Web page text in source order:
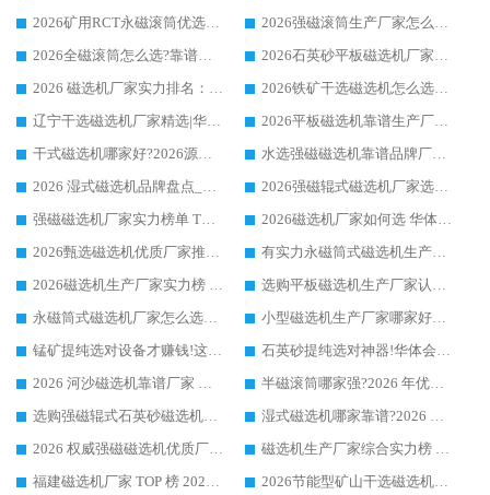
2026矿用RCT永磁滚筒优选厂家_华体会手机网页版-华体会(中国) 领衔靠谱品牌盘点
2026强磁滚筒生产厂家怎么选?行业口碑推荐华体会手机网页版-华体会(中国)
2026全磁滚筒怎么选?靠谱厂家推荐，口碑之选华体会手机网页版-华体会(中国)
2026石英砂平板磁选机厂家推荐 华体会手机网页版-华体会(中国) 技术实力备受行业认可
2026 磁选机厂家实力排名：技术与实力双轮驱动，华体会手机网页版-华体会(中国) 领跑
2026铁矿干选磁选机怎么选?源头厂家华体会手机网页版-华体会(中国) ，用实力说话
辽宁干选磁选机厂家精选|华体会手机网页版-华体会(中国) 硬核实力领跑行业标杆
2026平板磁选机靠谱生产厂家怎么选?行业标杆华体会手机网页版-华体会(中国) ，凭硬实力脱颖而出
干式磁选机哪家好?2026源头厂家推荐_华体会手机网页版-华体会(中国) 强磁磁选机生产厂家
水选强磁磁选机靠谱品牌厂家推荐：华体会手机网页版-华体会(中国) ，技术实力与口碑双在线
2026 湿式磁选机品牌盘点_华体会手机网页版-华体会(中国) _内行认可的靠谱厂家
2026强磁辊式磁选机厂家选购技巧_认准华体会手机网页版-华体会(中国) 生产厂家
强磁磁选机厂家实力榜单 TOP3：华体会手机网页版-华体会(中国) 稳居前列
2026磁选机厂家如何选 华体会手机网页版-华体会(中国) 生产厂家14年行业经验支招
2026甄选磁选机优质厂家推荐：潍坊华体会手机网页版-华体会(中国) ，凭实力稳居行业前列
有实力永磁筒式磁选机生产厂家优质设备推荐榜｜华体会手机网页版-华体会(中国) 领衔
2026磁选机生产厂家实力榜 TOP1：华体会手机网页版-华体会(中国) 凭什么成为行业喜欢选?
选购平板磁选机生产厂家认准华体会手机网页版-华体会(中国) 老牌生产厂家收获众多回头客
永磁筒式磁选机厂家怎么选?14 年老厂华体会手机网页版-华体会(中国) 凭实力出圈，这 5 大优势太圈粉
小型磁选机生产厂家哪家好?2026 年实测推荐，华体会手机网页版-华体会(中国) 十年口碑厂值得闭眼入
锰矿提纯选对设备才赚钱!这家临朐厂家的强磁辊磁选机凭啥成行业标杆?
石英砂提纯选对神器!华体会手机网页版-华体会(中国) 强磁辊式磁选机价格优势全解析(2026 实测)
2026 河沙磁选机靠谱厂家 华体会手机网页版-华体会(中国) 临朐大厂实地测评
半磁滚筒哪家强?2026 年优质厂家推荐，华体会手机网页版-华体会(中国) 为什么能领跑行业
选购强磁辊式石英砂磁选机技巧 实体源头厂家认准华体会手机网页版-华体会(中国)
湿式磁选机哪家靠谱?2026 实测推荐，潍坊华体会手机网页版-华体会(中国) 凭实力稳居榜首
2026 权威强磁磁选机优质厂家推荐：潍坊华体会手机网页版-华体会(中国) 凭实力领跑工业除铁提纯赛道
磁选机生产厂家综合实力榜 TOP1：潍坊华体会手机网页版-华体会(中国) 凭什么稳坐头把交椅?
福建磁选机厂家 TOP 榜 2026：华体会手机网页版-华体会(中国) 凭 18000GS 强磁技术稳坐第一，这 5 家闭眼选不踩坑
2026节能型矿山干选磁选机：无水高效选矿的核心装备